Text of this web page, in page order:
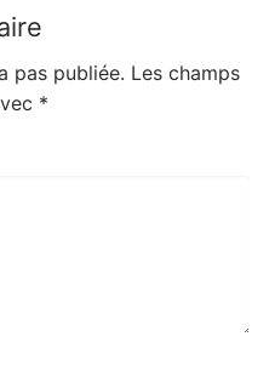
pas publiée. Les champs
*